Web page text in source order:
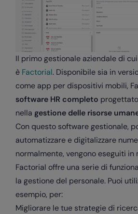
Il primo gestionale aziendale di
è Factorial. Disponibile sia in
come app per dispositivi mobili,
software HR completo
nella gestione delle risorse
Con questo software gestionale,
automatizzare e digitalizzare
normalmente, vengono eseguiti in
Factorial offre una serie di
la gestione del personale. Puoi
esempio, per:
Migliorare le tue strategie di